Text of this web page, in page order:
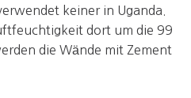
keiner in Uganda.
dort um die 99
die Wände mit Zement